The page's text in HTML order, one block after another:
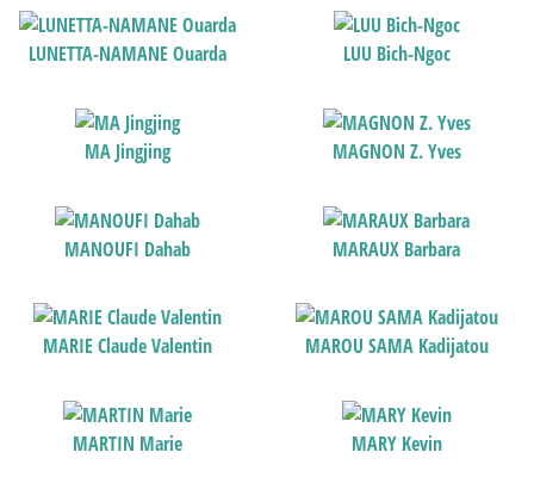
LUNETTA-NAMANE Ouarda LUU Bich-Ngoc
MA Jingjing MAGNON Z. Yves
MANOUFI Dahab MARAUX Barbara
MARIE Claude Valentin MAROU SAMA Kadijatou
MARTIN Marie MARY Kevin